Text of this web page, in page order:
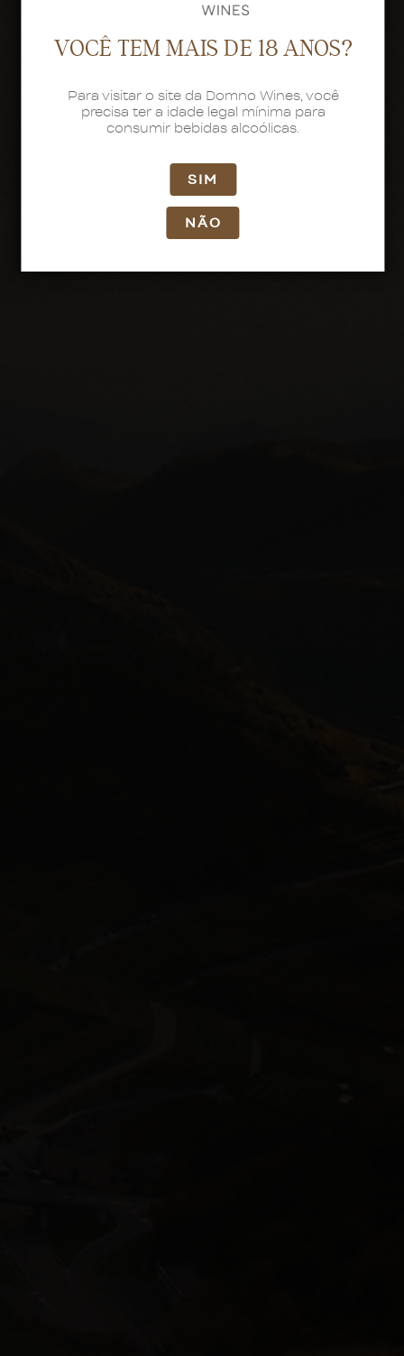
VOCÊ TEM MAIS DE 18 ANOS?
Para visitar o site da Domno Wines, você
precisa ter a idade legal mínima para
consumir bebidas alcoólicas.
SIM
NÃO